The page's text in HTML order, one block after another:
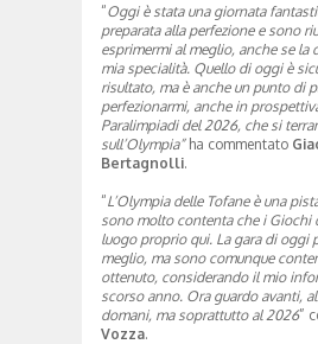
“Oggi è stata una giornata
preparata alla perfezione e sono
esprimermi al meglio, anche se la
mia specialità. Quello di oggi è
risultato, ma è anche un punto di
perfezionarmi, anche in
Paralimpiadi del 2026, che si
sull’Olympia” ha commentato
Bertagnolli.
“L’Olympia delle Tofane è una
sono molto contenta che i Giochi
luogo proprio qui. La gara di oggi
meglio, ma sono comunque
ottenuto, considerando il mio
scorso anno. Ora guardo avanti,
domani, ma soprattutto al 2026”
Vozza.